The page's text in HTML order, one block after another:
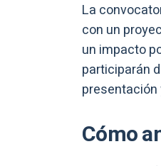
La
con un
un impacto
participarán
presentación
Cómo